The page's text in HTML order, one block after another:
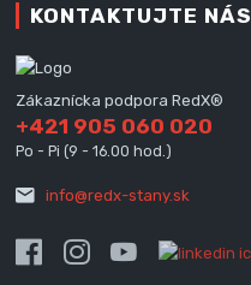
KONTAKTUJTE NÁS
Zákaznícka podpora RedX®
+421 905 060 020
Po - Pi (9 - 16.00 hod.)
info@redx-stany.sk